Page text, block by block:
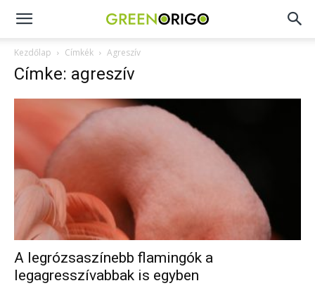
Green
Origo
Kezdőlap Címkék Agreszív
Címke: agreszív
A legrózsaszínebb flamingók a
legagresszívabbak is egyben